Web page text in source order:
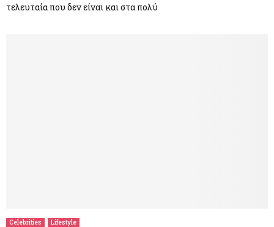
τελευταία που δεν είναι και στα πολύ
Celebrities Lifestyle